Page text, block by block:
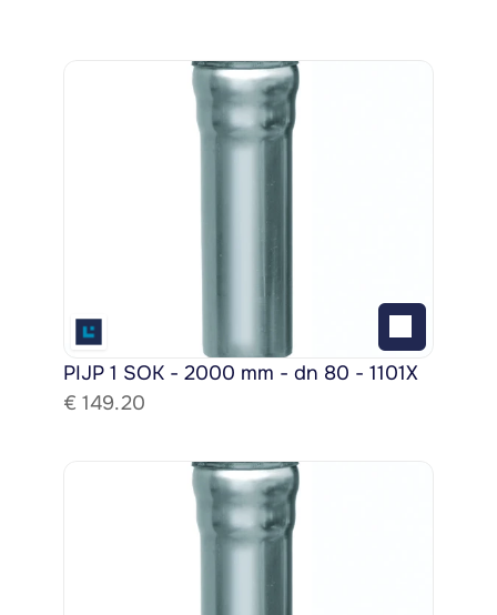
PIJP 1 SOK - 2000 mm - dn 80 - 1101X
€ 149.20